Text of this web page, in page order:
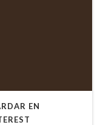
EN